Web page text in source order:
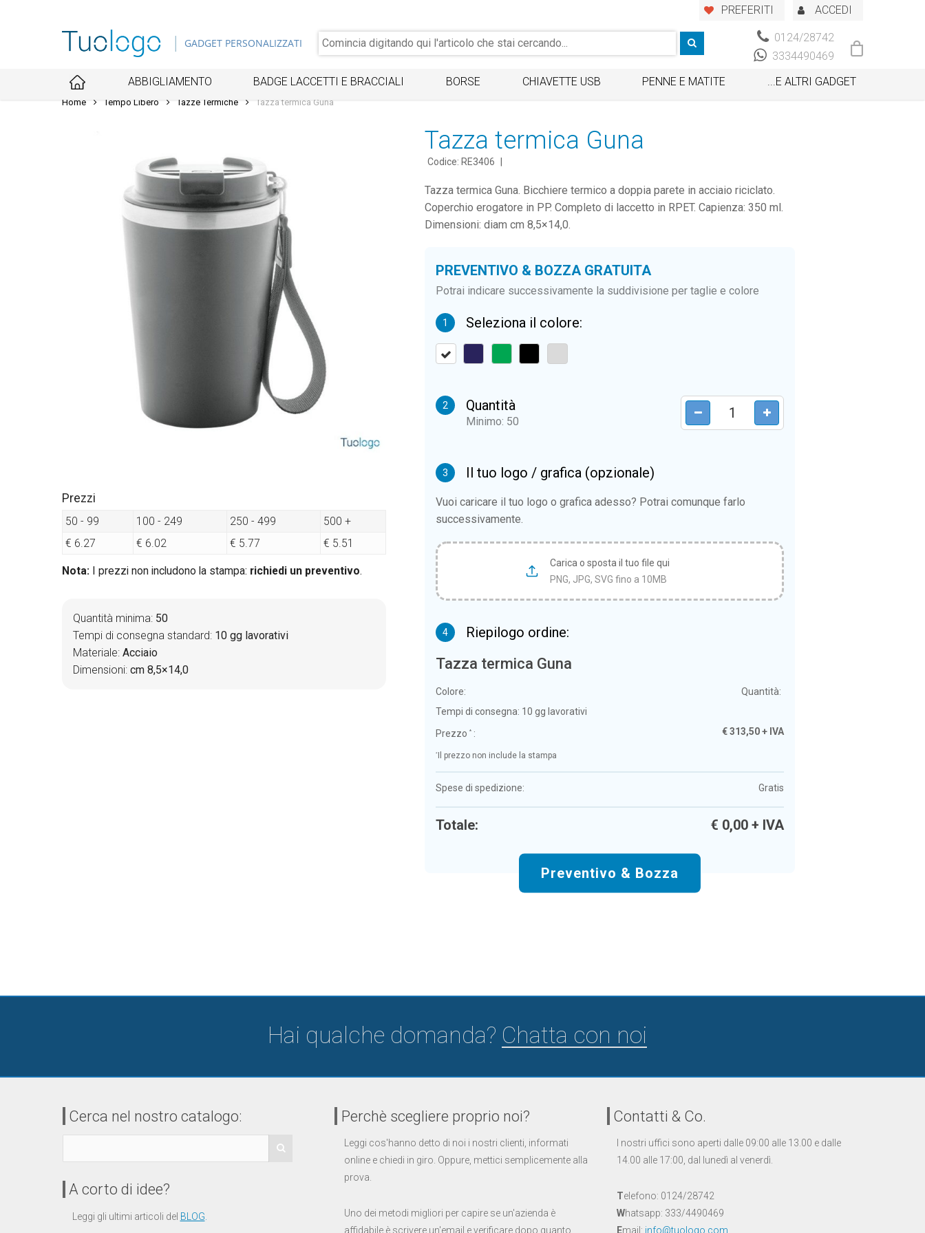
PREFERITI ACCEDI
GADGET PERSONALIZZATI
0124/28742
3334490469
ABBIGLIAMENTO
BADGE LACCETTI E BRACCIALI BORSE CHIAVETTE USB PENNE E MATITE ...E ALTRI GADGET
Home Tempo Libero Tazze Termiche Tazza termica Guna
Prezzi
50 - 99 100 - 249 250 - 499
500 +
€ 6.27
€ 6.02 € 5.77 € 5.51
Nota: I prezzi non includono la stampa: richiedi un preventivo.
Quantità minima: 50
Tempi di consegna standard: 10 gg lavorativi
Materiale: Acciaio
Dimensioni: cm 8,5×14,0
Tazza termica Guna
Codice: RE3406
Tazza termica Guna. Bicchiere termico a doppia parete in acciaio riciclato.
Coperchio erogatore in PP. Completo di laccetto in RPET. Capienza: 350 ml.
Dimensioni: diam cm 8,5×14,0.
PREVENTIVO & BOZZA GRATUITA
Potrai indicare successivamente la suddivisione per taglie e colore
1 Seleziona il colore:
2 Quantità
Minimo: 50
3 Il tuo logo / grafica (opzionale)
Vuoi caricare il tuo logo o grafica adesso? Potrai comunque farlo
successivamente.
Carica o sposta il tuo file qui
PNG, JPG, SVG fino a 10MB
4 Riepilogo ordine:
Tazza termica Guna
Colore:
Quantità:
Tempi di consegna: 10 gg lavorativi
Prezzo *: €313,50+ IVA
* Il prezzo non include la stampa
Spese di spedizione: Gratis
Totale: € 0,00 + IVA
Preventivo & Bozza
Hai qualche domanda? Chatta con noi
Cerca nel nostro catalogo:
A corto di idee?
Leggi gli ultimi articoli del BLOG
Perchè scegliere proprio noi?
Leggi cos'hanno detto di noi i nostri clienti, informati
online e chiedi in giro. Oppure, mettici semplicemente alla
prova.
Uno dei metodi migliori per capire se un'azienda è
affidabile è scrivere un'email e verificare dopo quanto
Contatti & Co.
I nostri uffici sono aperti dalle 09:00 alle 13.00 e dalle
14.00 alle 17:00, dal lunedì al venerdì.
Telefono: 0124/28742
Whatsapp: 333/4490469
Email: info@tuologo.com